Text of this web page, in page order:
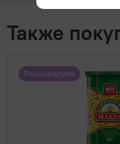
Также
Рекомендуем